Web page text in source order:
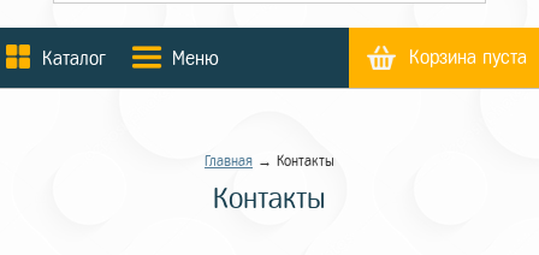
Каталог Меню Корзина пуста
Главная → Контакты
Контакты